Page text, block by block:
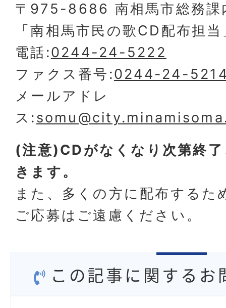
〒975-8686 南相馬市総務課
「南相馬市民の歌CD配布担当
電話:0244-24-5222
ファクス番号:0244-24-
メールアドレ
ス:
(注意)CDがなくなり次第終
きます。
また、多くの方に配布するた
ご応募はご遠慮ください。
この記事に関するお